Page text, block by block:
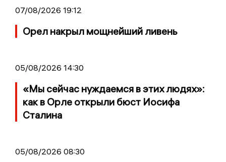
07/08/2026 19:12
Орел накрыл мощнейший ливень
05/08/2026 14:30
«Мы сейчас нуждаемся в этих людях»:
как в Орле открыли бюст Иосифа
Сталина
05/08/2026 08:30